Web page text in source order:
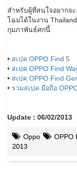
สำหรับผู้ที่สนใจอยากจ
โฉมได้ในงาน
กุมภาพันธ์ศกนี้
• สเปค OPPO Find 5
• สเปค OPPO Find
• สเปค OPPO Find
• รวมสเปค มือถือ
Update : 06/02/2013
Oppo OPPO
2013